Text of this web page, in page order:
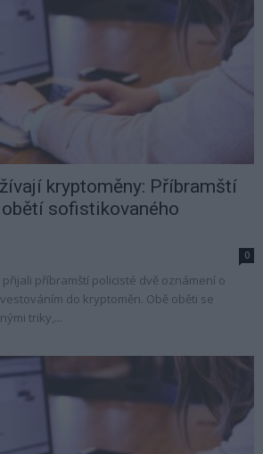
kryptoměny: Příbramští
sofistikovaného
0
přijali příbramští policisté dvě oznámení o
do kryptoměn. Obě oběti se
triky,...